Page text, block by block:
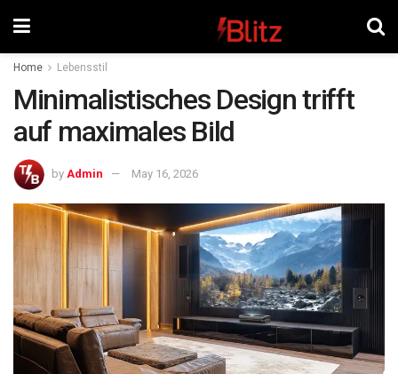
Home Lebensstil
Minimalistisches Design trifft
auf maximales Bild
by Admin May 16, 2026